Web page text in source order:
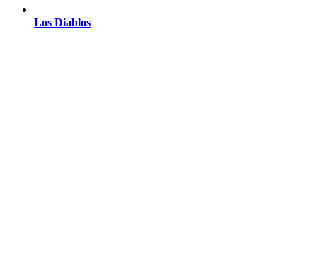
Los Diablos